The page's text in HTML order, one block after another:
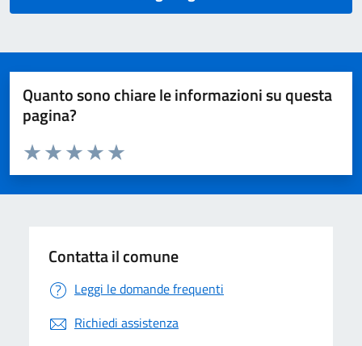
Quanto sono chiare le informazioni su questa
pagina?
Valuta da 1 a 5 stelle la pagina
Valuta 5 stelle su 5
Valuta 4 stelle su 5
Valuta 3 stelle su 5
Valuta 2 stelle su 5
Valuta 1 stelle su 5
Contatta il comune
Leggi le domande frequenti
Richiedi assistenza